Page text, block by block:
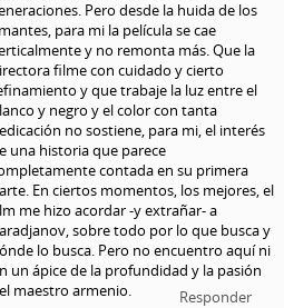
Pero desde la huida de los
para mi la película se cae
y no remonta más. Que la
filme con cuidado y cierto
y que trabaje la luz entre el
y negro y el color con tanta
no sostiene, para mi, el interés
una historia que parece
contada en su primera
En ciertos momentos, los mejores, el
me hizo acordar -y extrañar- a
sobre todo por lo que busca y
lo busca. Pero no encuentro aquí ni
un ápice de la profundidad y la pasión
maestro armenio.
Responder